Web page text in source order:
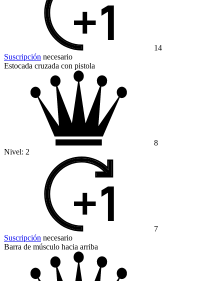
14
Suscripción necesario
Estocada cruzada con pistola
8
Nivel: 2
7
Suscripción necesario
Barra de músculo hacia arriba